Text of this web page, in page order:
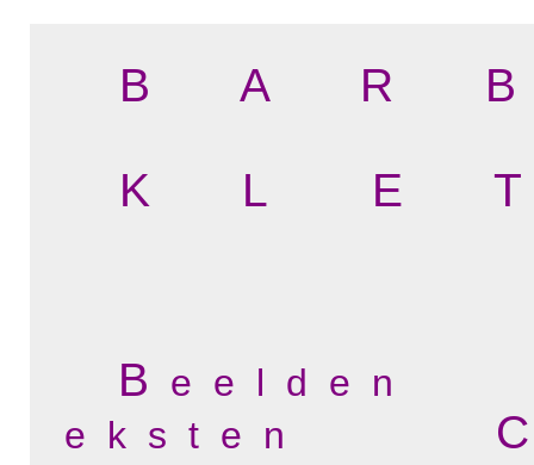
B A R
K L E
B e e l d e n
e k s t e n
C